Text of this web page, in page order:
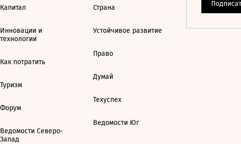
Капитал
Инновации и
технологии
Как потратить
Туризм
Форум
Ведомости Северо-
Запад
Страна
Устойчивое развитие
Право
Думай
Техуспех
Ведомости Юг